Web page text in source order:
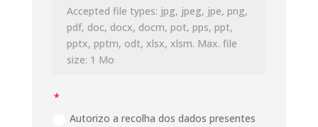
Accepted file types: jpg, jpeg, jpe, png,
pdf, doc, docx, docm, pot, pps, ppt,
pptx, pptm, odt, xlsx, xlsm. Max. file
size: 1 Mo
Autorizo a recolha dos dados presentes